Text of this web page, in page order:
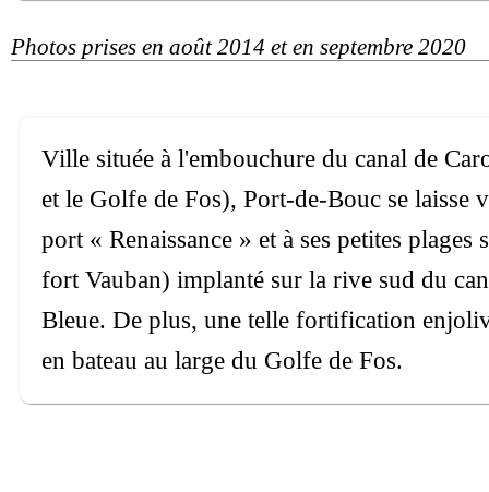
Photos prises en août 2014 et en septembre 2020
Ville située à l'embouchure du canal de
et le Golfe de Fos), Port-de-Bouc se laisse
port « Renaissance » et à ses petites
fort Vauban) implanté sur la rive sud du
Bleue. De plus, une telle fortification
en bateau au large du Golfe de Fos.